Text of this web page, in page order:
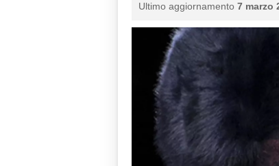
Ultimo aggiornamento 7 marzo